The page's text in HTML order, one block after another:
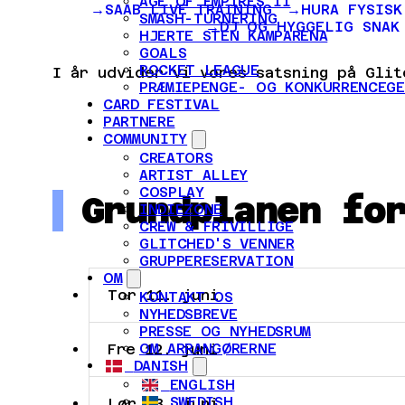
SMASH-TURNERING
HJERTE STEN KAMPARENA
GOALS
ROCKET LEAGUE
PRÆMIEPENGE- OG
CARD FESTIVAL
PARTNERE
COMMUNITY
CREATORS
ARTIST ALLEY
COSPLAY
INDIEZONE
CREW & FRIVILLIGE
GLITCHED'S VENNER
GRUPPERESERVATION
OM
KONTAKT OS
NYHEDSBREVE
PRESSE OG NYHEDSRUM
OM ARRANGØRERNE
DANISH
ENGLISH
SWEDISH
SAAB LIVE TRAINING HURA FYSISK
DJ OG HYGGELIG SNAK
I år udvider vi vores satsning på
Grundplanen
Tor 11. juni
Fre 12. juni